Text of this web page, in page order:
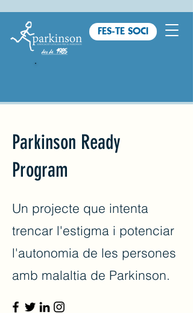
FES-TE SOCI
Parkinson Ready
Program
Un projecte que intenta
trencar l'estigma i potenciar
l'autonomia de les persones
amb malaltia de Parkinson.